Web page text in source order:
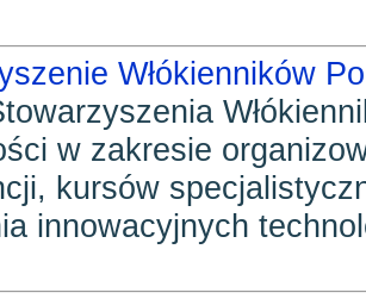
Włókienników
w zakresie
kursów
innowacyjnych